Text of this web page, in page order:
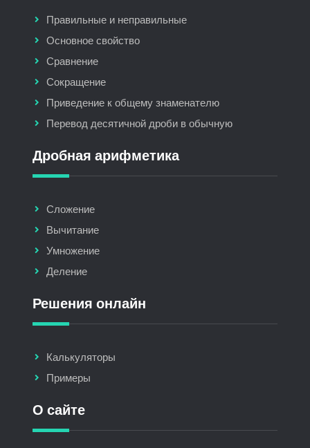
Правильные и неправильные
Основное свойство
Сравнение
Сокращение
Приведение к общему знаменателю
Перевод десятичной дроби в обычную
Дробная арифметика
Сложение
Вычитание
Умножение
Деление
Решения онлайн
Калькуляторы
Примеры
О сайте